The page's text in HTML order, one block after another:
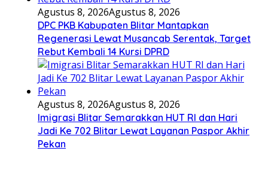
Agustus 8, 2026Agustus 8, 2026
DPC PKB Kabupaten Blitar Mantapkan
Regenerasi Lewat Musancab Serentak, Target
Rebut Kembali 14 Kursi DPRD
Agustus 8, 2026Agustus 8, 2026
Imigrasi Blitar Semarakkan HUT RI dan Hari
Jadi Ke 702 Blitar Lewat Layanan Paspor Akhir
Pekan